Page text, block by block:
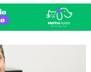
trabajadores, refuerzos